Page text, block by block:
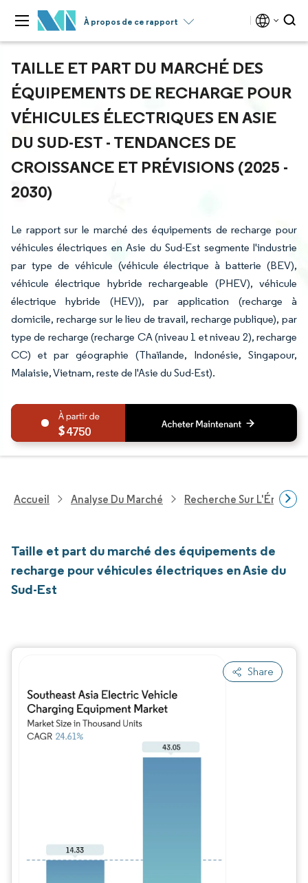
À propos de ce rapport
TAILLE ET PART DU MARCHÉ DES
ÉQUIPEMENTS DE RECHARGE POUR
VÉHICULES ÉLECTRIQUES EN ASIE
DU SUD-EST - TENDANCES DE
CROISSANCE ET PRÉVISIONS (2025 -
2030)
Le rapport sur le marché des équipements de recharge pour
véhicules électriques en Asie du Sud-Est segmente l'industrie
par type de véhicule (véhicule électrique à batterie (BEV),
véhicule électrique hybride rechargeable (PHEV), véhicule
électrique hybride (HEV)), par application (recharge à
domicile, recharge sur le lieu de travail, recharge publique), par
type de recharge (recharge CA (niveau 1 et niveau 2), recharge
CC) et par géographie (Thaïlande, Indonésie, Singapour,
Malaisie, Vietnam, reste de l'Asie du Sud-Est).
4750
Accueil Analyse Du Marché Recherche Sur
Taille et part du marché des équipements de
recharge pour véhicules électriques en Asie du
Sud-Est
Share